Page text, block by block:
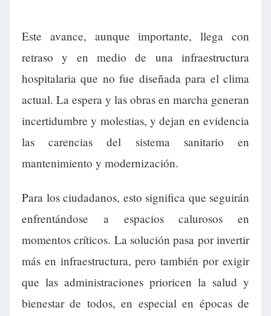
Este avance, aunque importante, llega con
retraso y en medio de una infraestructura
hospitalaria que no fue diseñada para el clima
actual. La espera y las obras en marcha generan
incertidumbre y molestias, y dejan en evidencia
las carencias del sistema sanitario en
mantenimiento y modernización.
Para los ciudadanos, esto significa que seguirán
enfrentándose a espacios calurosos en
momentos críticos. La solución pasa por invertir
más en infraestructura, pero también por exigir
que las administraciones prioricen la salud y
bienestar de todos, en especial en épocas de